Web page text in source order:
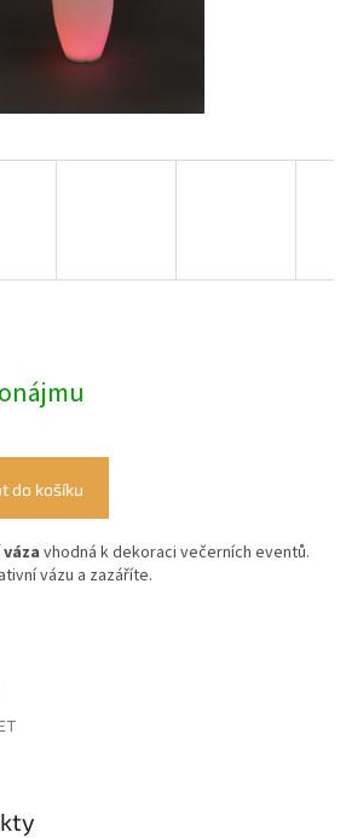
do košíku
vhodná k dekoraci večerních eventů.
vázu a zazáříte.